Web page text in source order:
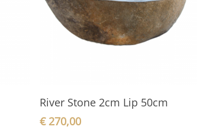
In den Warenkorb
River Stone 2cm Lip 50cm
€270,00